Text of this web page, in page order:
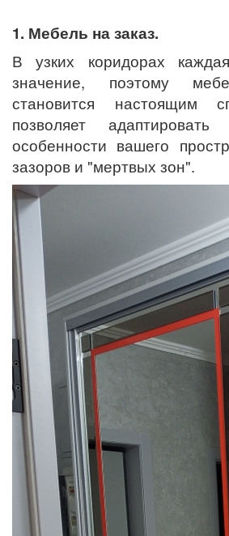
1. Мебель на заказ.
В узких коридорах
значение, поэтому
становится настоящим
позволяет
особенности вашего
зазоров и "мертвых зон".